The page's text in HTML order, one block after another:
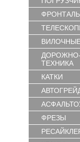
ТЕХНИКА
КАТКИ
ФРЕЗЫ